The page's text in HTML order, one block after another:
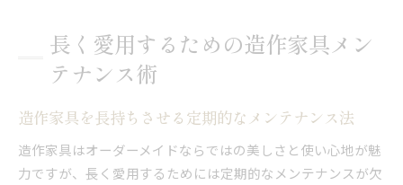
長く愛用するための造作家具メン
テナンス術
造作家具を長持ちさせる定期的なメンテナンス法
造作家具はオーダーメイドならではの美しさと使い心地が魅
力ですが、長く愛用するためには定期的なメンテナンスが欠